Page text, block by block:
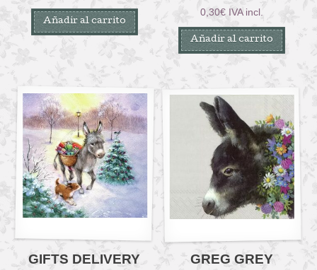
Añadir al carrito
0,30€ IVA incl.
Añadir al carrito
GIFTS DELIVERY GREG GREY